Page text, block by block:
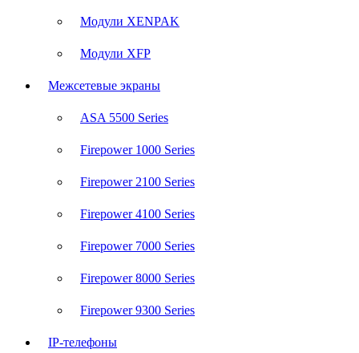
Модули XENPAK
Модули XFP
Межсетевые экраны
ASA 5500 Series
Firepower 1000 Series
Firepower 2100 Series
Firepower 4100 Series
Firepower 7000 Series
Firepower 8000 Series
Firepower 9300 Series
IP-телефоны